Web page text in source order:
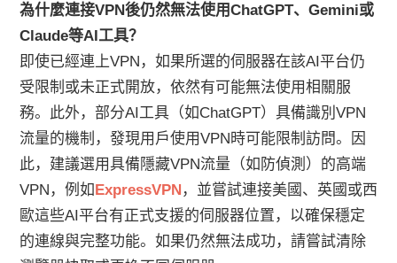
為什麼連接VPN後仍然無法使用ChatGPT、Gemini或
Claude等AI工具？
即使已經連上VPN，如果所選的伺服器在該AI平台仍
受限制或未正式開放，依然有可能無法使用相關服
務。此外，部分AI工具（如ChatGPT）具備識別VPN
流量的機制，發現用戶使用VPN時可能限制訪問。因
此，建議選用具備隱藏VPN流量（如防偵測）的高端
VPN，例如ExpressVPN ，並嘗試連接美國、英國或西
歐這些AI平台有正式支援的伺服器位置，以確保穩定
的連線與完整功能。如果仍然無法成功，請嘗試清除